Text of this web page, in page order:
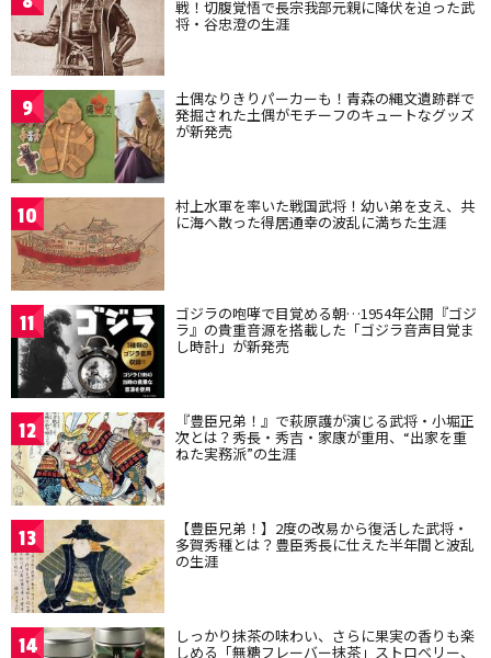
戦！切腹覚悟で長宗我部元親に降伏を迫った武
将・谷忠澄の生涯
9 土偶なりきりパーカーも！青森の縄文遺跡群で
発掘された土偶がモチーフのキュートなグッズ
が新発売
10 村上水軍を率いた戦国武将！幼い弟を支え、共
に海へ散った得居通幸の波乱に満ちた生涯
11 ゴジラの咆哮で目覚める朝…1954年公開『ゴジ
ラ』の貴重音源を搭載した「ゴジラ音声目覚ま
し時計」が新発売
12 『豊臣兄弟！』で萩原護が演じる武将・小堀正
次とは？秀長・秀吉・家康が重用、“出家を重
ねた実務派”の生涯
13 【豊臣兄弟！】2度の改易から復活した武将・
多賀秀種とは？豊臣秀長に仕えた半年間と波乱
の生涯
14 しっかり抹茶の味わい、さらに果実の香りも楽
しめる「無糖フレーバー抹茶」ストロベリー、